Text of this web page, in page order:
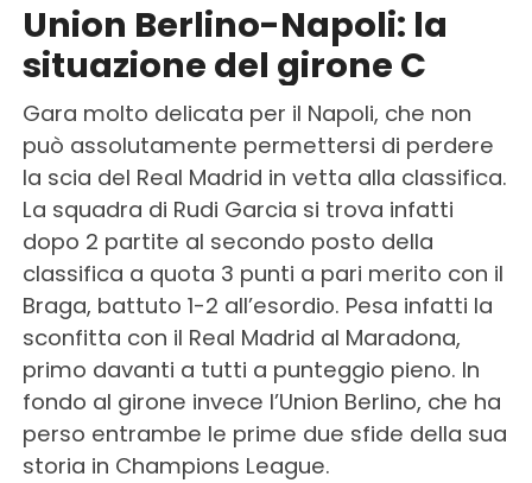
Union Berlino-Napoli: la
situazione del girone C
Gara molto delicata per il Napoli, che non
può assolutamente permettersi di perdere
la scia del Real Madrid in vetta alla classifica.
La squadra di Rudi Garcia si trova infatti
dopo 2 partite al secondo posto della
classifica a quota 3 punti a pari merito con il
Braga, battuto 1-2 all’esordio. Pesa infatti la
sconfitta con il Real Madrid al Maradona,
primo davanti a tutti a punteggio pieno. In
fondo al girone invece l’Union Berlino, che ha
perso entrambe le prime due sfide della sua
storia in Champions League.